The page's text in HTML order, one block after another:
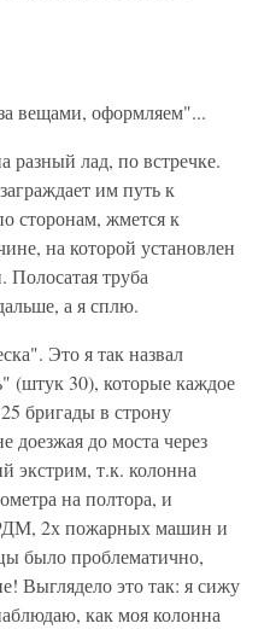
вещами, оформляем"...
лад, по встречке.
им путь к
сторонам, жмется к
на которой установлен
труба
а я сплю.
Это я так назвал
(штук 30), которые каждое
бригады в строну
доезжая до моста через
экстрим, т.к. колонна
на полтора, и
2х пожарных машин и
было проблематично,
Выглядело это так: я сижу
как моя колонна